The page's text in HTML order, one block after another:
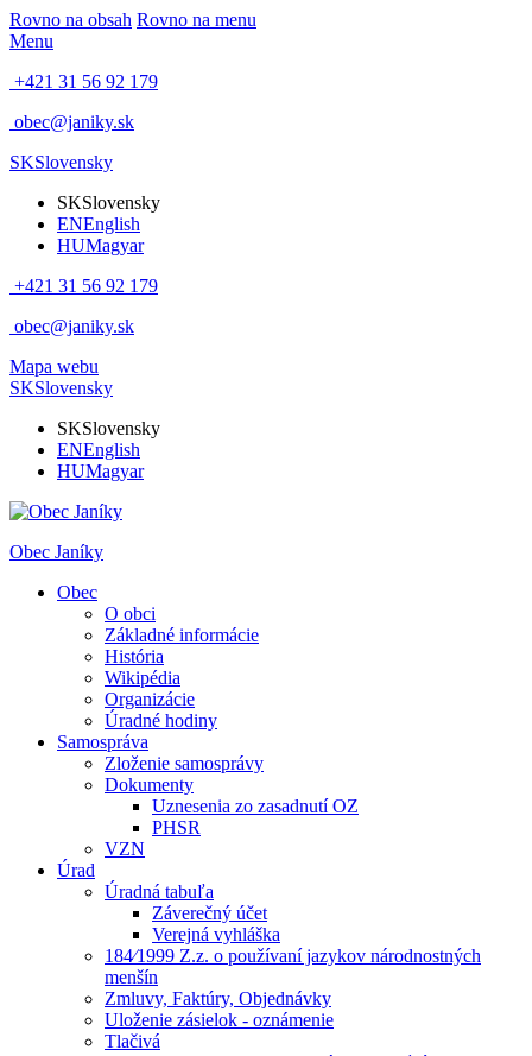
Rovno na obsah Rovno na menu
Menu
+421 31 56 92 179
obec@janiky.sk
SKSlovensky
SKSlovensky
ENEnglish
HUMagyar
+421 31 56 92 179
obec@janiky.sk
Mapa webu
SKSlovensky
SKSlovensky
ENEnglish
HUMagyar
Obec Janíky
Obec
O obci
Základné informácie
História
Wikipédia
Organizácie
Úradné hodiny
Samospráva
Zloženie samosprávy
Dokumenty
Uznesenia zo zasadnutí OZ
PHSR
VZN
Úrad
Úradná tabuľa
Záverečný účet
Verejná vyhláška
184⁄1999 Z.z. o používaní jazykov národnostných
menšín
Zmluvy, Faktúry, Objednávky
Uloženie zásielok - oznámenie
Tlačivá